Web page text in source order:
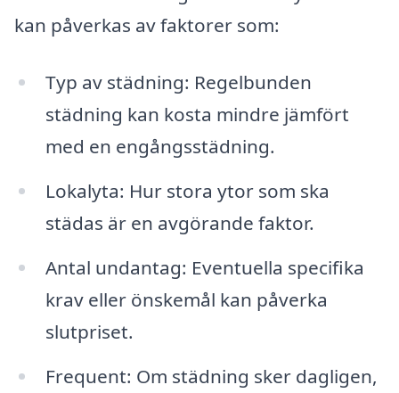
kan påverkas av faktorer som:
Typ av städning: Regelbunden
städning kan kosta mindre jämfört
med en engångsstädning.
Lokalyta: Hur stora ytor som ska
städas är en avgörande faktor.
Antal undantag: Eventuella specifika
krav eller önskemål kan påverka
slutpriset.
Frequent: Om städning sker dagligen,